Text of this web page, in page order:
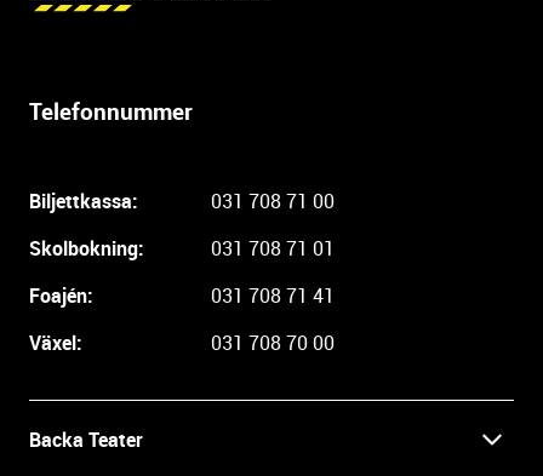
Telefonnummer
Biljettkassa:
031 708 71 00
Skolbokning:
031 708 71 01
Foajén:
031 708 71 41
Växel:
031 708 70 00
Backa Teater